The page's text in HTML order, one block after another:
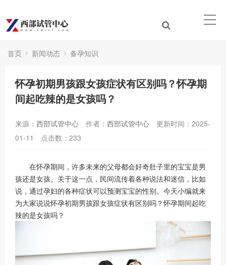
首页 新闻动态 备孕知识
怀孕初期男孩跟女孩症状有区别吗？怀孕期
间起吃辣的是女孩吗？
来源： 西部试管中心 作者： 西部试管中心
更新时间：2025-
01-11
点击数： 233
在怀孕期间，许多未来的父母都会好奇肚子里的宝宝是男
孩还是女孩。关于这一点，民间流传着各种说法和迷信，比如
说，通过孕妇的各种症状可以预测宝宝的性别。今天小编就来
为大家说说怀孕初期男孩跟女孩症状有区别吗？怀孕期间起吃
辣的是女孩吗？